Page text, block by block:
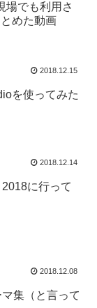
場でも利用さ
めた動画
2018.12.15
を使ってみた
2018.12.14
に行って
2018.12.08
集（と言って